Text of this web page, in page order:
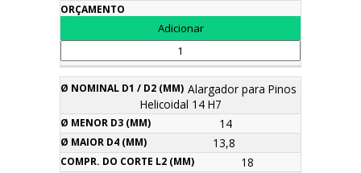
Alargador para Pinos
Helicoidal 14 H7
14
13,8
18